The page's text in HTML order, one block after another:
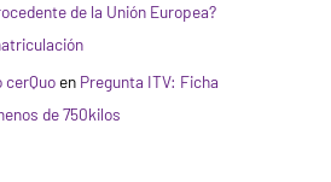
de la Unión Europea?
cerQuoen Pregunta ITV: Ficha
de 750kilos